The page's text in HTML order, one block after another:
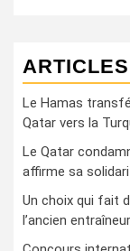
Le Hamas
Qatar vers la
Le Qatar
affirme sa
Un choix qui fait
l’ancien